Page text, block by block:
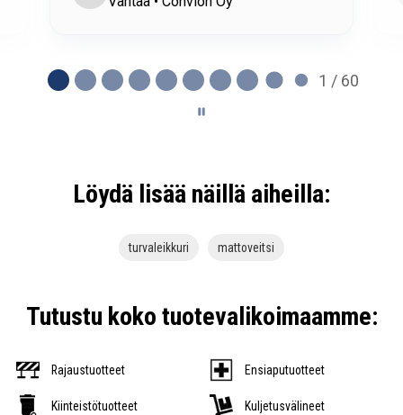
2 / 60
Löydä lisää näillä aiheilla:
turvaleikkuri mattoveitsi
Tutustu koko tuotevalikoimaamme:
Rajaustuotteet Ensiaputuotteet
Kiinteistötuotteet Kuljetusvälineet